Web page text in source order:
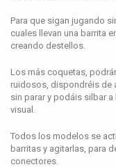
Para que sigan jugando
cuales llevan una barrita
creando destellos.
Los más coquetas,
ruidosos, dispondréis de
sin parar y podáis silbar
visual.
Todos los modelos se
barritas y agitarlas, para
conectores.